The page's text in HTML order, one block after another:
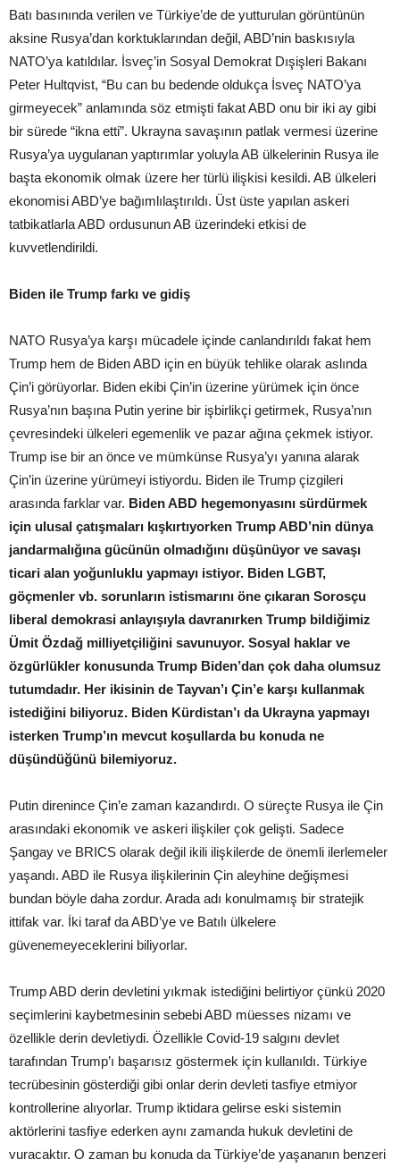
Batı basınında verilen ve Türkiye’de de yutturulan görüntünün
aksine Rusya’dan korktuklarından değil, ABD’nin baskısıyla
NATO’ya katıldılar. İsveç’in Sosyal Demokrat Dışişleri Bakanı
Peter Hultqvist, “Bu can bu bedende oldukça İsveç NATO’ya
girmeyecek” anlamında söz etmişti fakat ABD onu bir iki ay gibi
bir sürede “ikna etti”. Ukrayna savaşının patlak vermesi üzerine
Rusya’ya uygulanan yaptırımlar yoluyla AB ülkelerinin Rusya ile
başta ekonomik olmak üzere her türlü ilişkisi kesildi. AB ülkeleri
ekonomisi ABD’ye bağımlılaştırıldı. Üst üste yapılan askeri
tatbikatlarla ABD ordusunun AB üzerindeki etkisi de
kuvvetlendirildi.
Biden ile Trump farkı ve gidiş
NATO Rusya’ya karşı mücadele içinde canlandırıldı fakat hem
Trump hem de Biden ABD için en büyük tehlike olarak aslında
Çin’i görüyorlar. Biden ekibi Çin’in üzerine yürümek için önce
Rusya’nın başına Putin yerine bir işbirlikçi getirmek, Rusya’nın
çevresindeki ülkeleri egemenlik ve pazar ağına çekmek istiyor.
Trump ise bir an önce ve mümkünse Rusya’yı yanına alarak
Çin’in üzerine yürümeyi istiyordu. Biden ile Trump çizgileri
arasında farklar var. Biden ABD hegemonyasını sürdürmek
için ulusal çatışmaları kışkırtıyorken Trump ABD’nin dünya
jandarmalığına gücünün olmadığını düşünüyor ve savaşı
ticari alan yoğunluklu yapmayı istiyor. Biden LGBT,
göçmenler vb. sorunların istismarını öne çıkaran Sorosçu
liberal demokrasi anlayışıyla davranırken Trump bildiğimiz
Ümit Özdağ milliyetçiliğini savunuyor. Sosyal haklar ve
özgürlükler konusunda Trump Biden’dan çok daha olumsuz
tutumdadır. Her ikisinin de Tayvan’ı Çin’e karşı kullanmak
istediğini biliyoruz. Biden Kürdistan’ı da Ukrayna yapmayı
isterken Trump’ın mevcut koşullarda bu konuda ne
düşündüğünü bilemiyoruz.
Putin direnince Çin’e zaman kazandırdı. O süreçte Rusya ile Çin
arasındaki ekonomik ve askeri ilişkiler çok gelişti. Sadece
Şangay ve BRICS olarak değil ikili ilişkilerde de önemli ilerlemeler
yaşandı. ABD ile Rusya ilişkilerinin Çin aleyhine değişmesi
bundan böyle daha zordur. Arada adı konulmamış bir stratejik
ittifak var. İki taraf da ABD’ye ve Batılı ülkelere
güvenemeyeceklerini biliyorlar.
Trump ABD derin devletini yıkmak istediğini belirtiyor çünkü 2020
seçimlerini kaybetmesinin sebebi ABD müesses nizamı ve
özellikle derin devletiydi. Özellikle Covid-19 salgını devlet
tarafından Trump’ı başarısız göstermek için kullanıldı. Türkiye
tecrübesinin gösterdiği gibi onlar derin devleti tasfiye etmiyor
kontrollerine alıyorlar. Trump iktidara gelirse eski sistemin
aktörlerini tasfiye ederken aynı zamanda hukuk devletini de
vuracaktır. O zaman bu konuda da Türkiye’de yaşananın benzeri